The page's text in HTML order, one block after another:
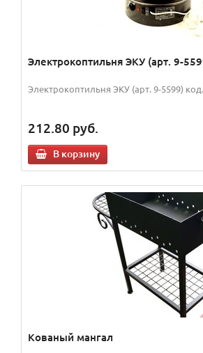
Электрокоптильня ЭКУ (арт. 9-
Электрокоптильня ЭКУ (арт. 9-5599)
212.80 руб.
В корзину
Кованый мангал